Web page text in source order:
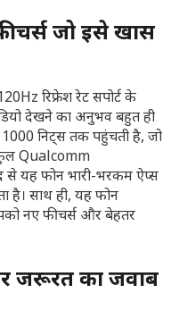
जो इसे खास
रिफ्रेश रेट सपोर्ट के
देखने का अनुभव बहुत ही
1000 निट्स तक पहुंचती है, जो
Qualcomm
से यह फोन भारी-भरकम ऐप्स
साथ ही, यह फोन
नए फीचर्स और बेहतर
जरूरत का जवाब